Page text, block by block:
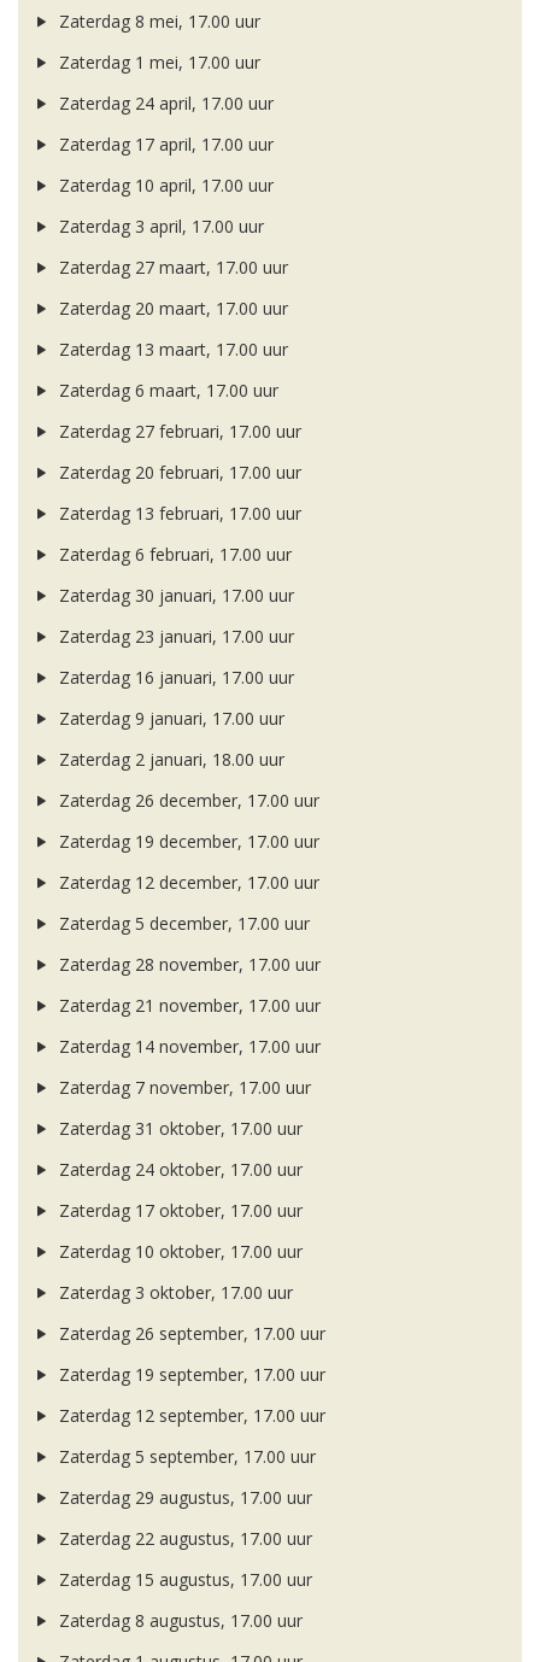
Zaterdag 8 mei, 17.00 uur
Zaterdag 1 mei, 17.00 uur
Zaterdag 24 april, 17.00 uur
Zaterdag 17 april, 17.00 uur
Zaterdag 10 april, 17.00 uur
Zaterdag 3 april, 17.00 uur
Zaterdag 27 maart, 17.00 uur
Zaterdag 20 maart, 17.00 uur
Zaterdag 13 maart, 17.00 uur
Zaterdag 6 maart, 17.00 uur
Zaterdag 27 februari, 17.00 uur
Zaterdag 20 februari, 17.00 uur
Zaterdag 13 februari, 17.00 uur
Zaterdag 6 februari, 17.00 uur
Zaterdag 30 januari, 17.00 uur
Zaterdag 23 januari, 17.00 uur
Zaterdag 16 januari, 17.00 uur
Zaterdag 9 januari, 17.00 uur
Zaterdag 2 januari, 18.00 uur
Zaterdag 26 december, 17.00 uur
Zaterdag 19 december, 17.00 uur
Zaterdag 12 december, 17.00 uur
Zaterdag 5 december, 17.00 uur
Zaterdag 28 november, 17.00 uur
Zaterdag 21 november, 17.00 uur
Zaterdag 14 november, 17.00 uur
Zaterdag 7 november, 17.00 uur
Zaterdag 31 oktober, 17.00 uur
Zaterdag 24 oktober, 17.00 uur
Zaterdag 17 oktober, 17.00 uur
Zaterdag 10 oktober, 17.00 uur
Zaterdag 3 oktober, 17.00 uur
Zaterdag 26 september, 17.00 uur
Zaterdag 19 september, 17.00 uur
Zaterdag 12 september, 17.00 uur
Zaterdag 5 september, 17.00 uur
Zaterdag 29 augustus, 17.00 uur
Zaterdag 22 augustus, 17.00 uur
Zaterdag 15 augustus, 17.00 uur
Zaterdag 8 augustus, 17.00 uur